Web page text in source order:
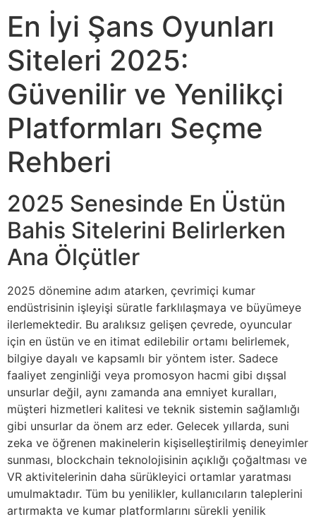
En İyi Şans Oyunları
Siteleri 2025:
Güvenilir ve Yenilikçi
Platformları Seçme
Rehberi
2025 Senesinde En Üstün
Bahis Sitelerini Belirlerken
Ana Ölçütler
2025 dönemine adım atarken, çevrimiçi kumar
endüstrisinin işleyişi süratle farklılaşmaya ve büyümeye
ilerlemektedir. Bu aralıksız gelişen çevrede, oyuncular
için en üstün ve en itimat edilebilir ortamı belirlemek,
bilgiye dayalı ve kapsamlı bir yöntem ister. Sadece
faaliyet zenginliği veya promosyon hacmi gibi dışsal
unsurlar değil, aynı zamanda ana emniyet kuralları,
müşteri hizmetleri kalitesi ve teknik sistemin sağlamlığı
gibi unsurlar da önem arz eder. Gelecek yıllarda, suni
zeka ve öğrenen makinelerin kişiselleştirilmiş deneyimler
sunması, blockchain teknolojisinin açıklığı çoğaltması ve
VR aktivitelerinin daha sürükleyici ortamlar yaratması
umulmaktadır. Tüm bu yenilikler, kullanıcıların taleplerini
artırmakta ve kumar platformlarını sürekli yenilik